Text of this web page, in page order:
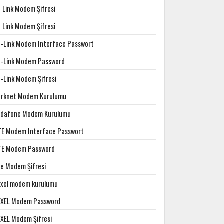
Link Modem Şifresi
Link Modem Şifresi
Link Modem Interface Passwort
Link Modem Password
Link Modem Şifresi
Modem Kurulumu
Modem Kurulumu
Modem Interface Passwort
Modem Password
Modem Şifresi
modem kurulumu
Modem Password
Modem Şifresi